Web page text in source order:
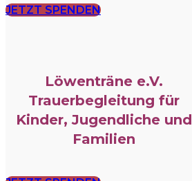
JETZT SPENDEN
Löwenträne e.V.
Trauerbegleitung für
Kinder, Jugendliche und
Familien